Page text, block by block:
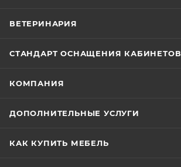
ВЕТЕРИНАРИЯ
СТАНДАРТ ОСНАЩЕНИЯ КАБИНЕТОВ
КОМПАНИЯ
ДОПОЛНИТЕЛЬНЫЕ УСЛУГИ
КАК КУПИТЬ МЕБЕЛЬ